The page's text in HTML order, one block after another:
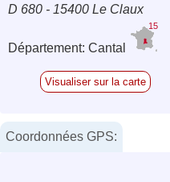
D 680 - 15400 Le Claux
Département: Cantal
15
Visualiser sur la carte
Coordonnées GPS: